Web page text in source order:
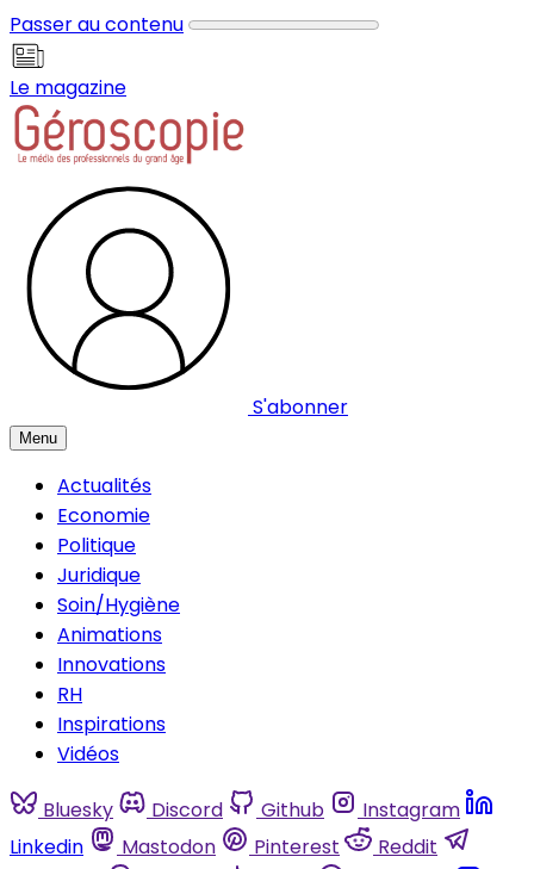
Passer au contenu
Le magazine
S'abonner
Menu
Actualités
Economie
Politique
Juridique
Soin/Hygiène
Animations
Innovations
RH
Inspirations
Vidéos
Bluesky Discord Github
Instagram
Linkedin
Mastodon Pinterest
Reddit
Panneau de gestion des cookies